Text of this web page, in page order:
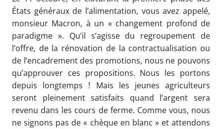
États généraux de l’alimentation, vous avez appelé,
monsieur Macron, à un « changement profond de
paradigme ». Qu’il s’agisse du regroupement de
l’offre, de la rénovation de la contractualisation ou
de l’encadrement des promotions, nous ne pouvons
qu’approuver ces propositions. Nous les portons
depuis longtemps ! Mais les jeunes agriculteurs
seront pleinement satisfaits quand l’argent sera
revenu dans les cours de ferme. Comme vous, nous
ne signons pas de « chèque en blanc » et attendons